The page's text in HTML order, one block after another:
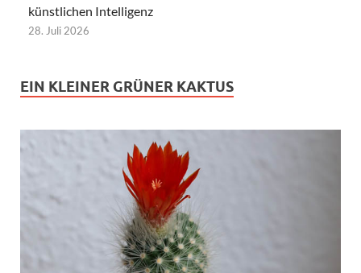
künstlichen Intelligenz
28. Juli 2026
EIN KLEINER GRÜNER KAKTUS